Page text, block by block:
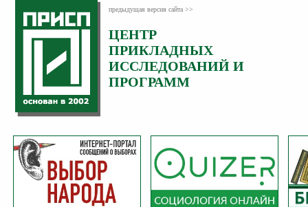
предыдущая версия сайта >>
ЦЕНТР
ПРИКЛАДНЫХ
ИССЛЕДОВАНИЙ И
ПРОГРАММ
Категория:
Аналитика